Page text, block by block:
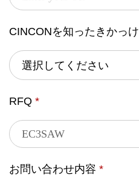
CINCONを知ったきかっけ
RFQ *
お問い合わせ内容 *